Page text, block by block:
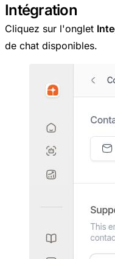
Intégration
Cliquez sur l'onglet
de chat disponibles.